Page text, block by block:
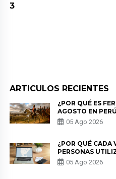
3
ARTICULOS RECIENTES
¿POR QUÉ ES
AGOSTO EN
HISTORIA
05 Ago 2026
¿POR QUÉ CADA
PERSONAS
PARA PROTEGER
PRIVACIDAD?
05 Ago 2026